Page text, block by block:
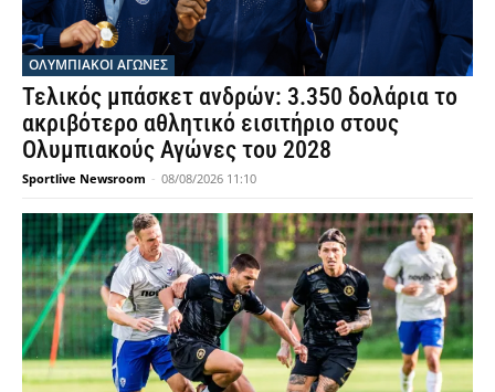
ΟΛΥΜΠΙΑΚΟΊ ΑΓΏΝΕΣ
Τελικός μπάσκετ ανδρών: 3.350 δολάρια το
ακριβότερο αθλητικό εισιτήριο στους
Ολυμπιακούς Αγώνες του 2028
Sportlive Newsroom - 08/08/2026 11:10